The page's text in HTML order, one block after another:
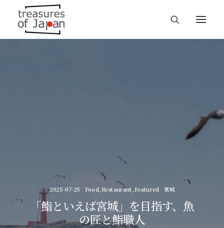
2025-07-25 Food Restaurant Featured 宮城
「鮨といえば宮城」を目指す、魚
の匠と鮨職人